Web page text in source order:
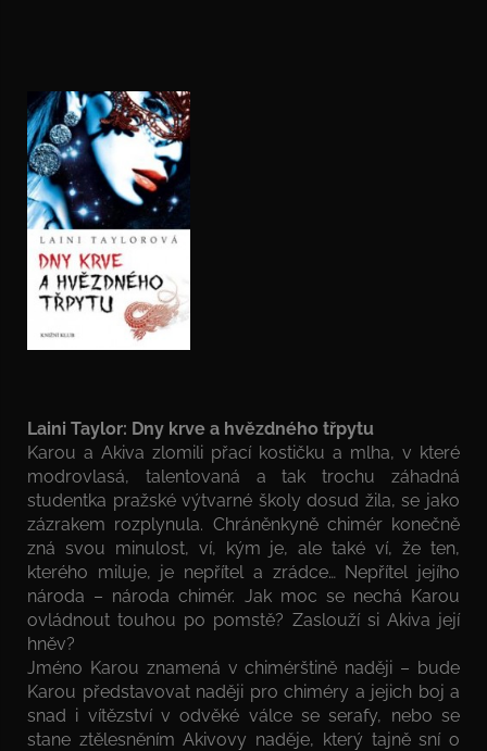
Laini Taylor: Dny krve a hvězdného třpytu
Karou a Akiva zlomili přací kostičku a mlha, v které
modrovlasá, talentovaná a tak trochu záhadná
studentka pražské výtvarné školy dosud žila, se jako
zázrakem rozplynula. Chráněnkyně chimér konečně
zná svou minulost, ví, kým je, ale také ví, že ten,
kterého miluje, je nepřítel a zrádce… Nepřítel jejího
národa – národa chimér. Jak moc se nechá Karou
ovládnout touhou po pomstě? Zaslouží si Akiva její
hněv?
Jméno Karou znamená v chimérštině naději – bude
Karou představovat naději pro chiméry a jejich boj a
snad i vítězství v odvěké válce se serafy, nebo se
stane ztělesněním Akivovy naděje, který tajně sní o